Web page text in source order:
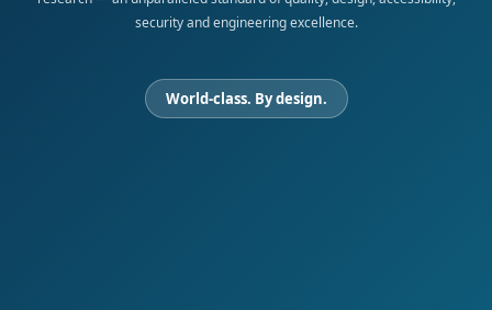
security and engineering excellence.
World-class. By design.